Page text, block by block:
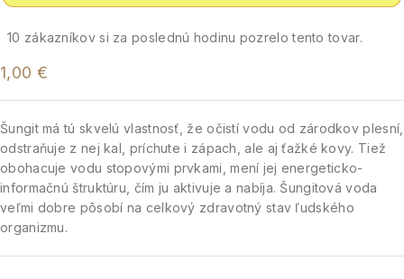
10 zákazníkov si za poslednú hodinu pozrelo tento tovar.
1,00 €
Šungit má tú skvelú vlastnosť, že očistí vodu od zárodkov plesní,
odstraňuje z nej kal, príchute i zápach, ale aj ťažké kovy. Tiež
obohacuje vodu stopovými prvkami, mení jej energeticko-
informačnú štruktúru, čím ju aktivuje a nabíja. Šungitová voda
veľmi dobre pôsobí na celkový zdravotný stav ľudského
organizmu.